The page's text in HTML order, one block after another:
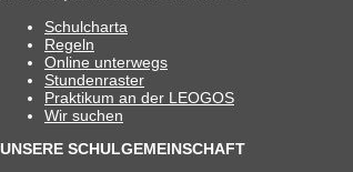
Schul­charta
Regeln
Online unter­wegs
Stun­den­ras­ter
Prak­ti­kum an der LEOGOS
Wir suchen
UNSERE SCHULGEMEINSCHAFT